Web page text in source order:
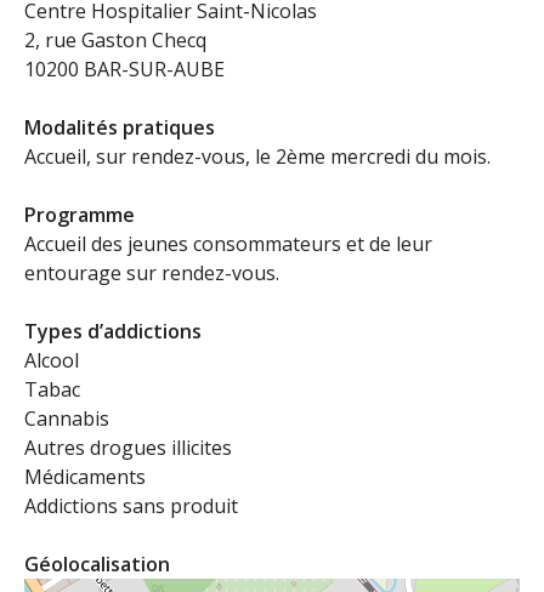
Centre Hospitalier Saint-Nicolas
2, rue Gaston Checq
10200 BAR-SUR-AUBE
Modalités pratiques
Accueil, sur rendez-vous, le 2ème mercredi du mois.
Programme
Accueil des jeunes consommateurs et de leur
entourage sur rendez-vous.
Types d’addictions
Alcool
Tabac
Cannabis
Autres drogues illicites
Médicaments
Addictions sans produit
Géolocalisation